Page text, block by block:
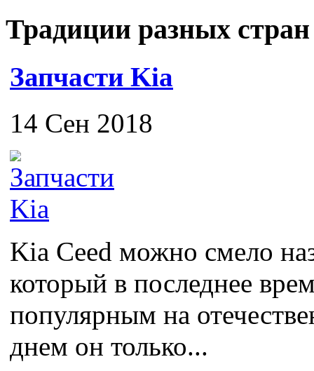
Традиции разных стран
Запчасти Kia
14 Сен 2018
Kia Ceed можно смело
который в последнее
популярным на
днем он только...